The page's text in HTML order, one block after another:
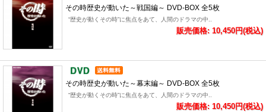
その時歴史が動いた～戦国編～ DVD-BOX 全5枚
“歴史が動くその時”に焦点をあて、人間のドラマの中..
販売価格: 10,450円(税込)
その時歴史が動いた～幕末編～ DVD-BOX 全5枚
“歴史が動くその時”に焦点をあて、人間のドラマの中..
販売価格: 10,450円(税込)